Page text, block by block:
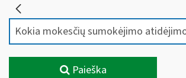
Paieška